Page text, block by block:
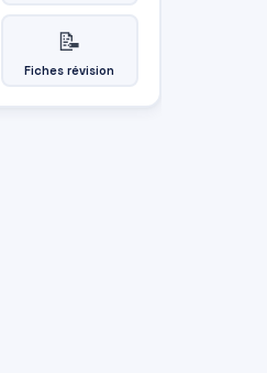
📝
Fiches révision